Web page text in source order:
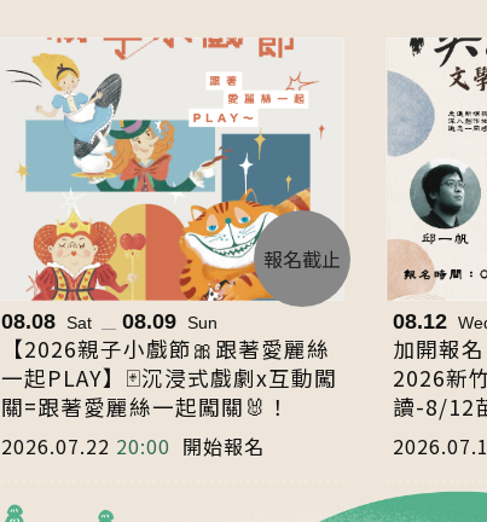
08.08 Sat 08.09 Sun
【2026親子小戲節🎀跟著愛麗絲
一起PLAY】🃏沉浸式戲劇x互動闖
關=跟著愛麗絲一起闖關🐰！
2026.07.22 20:00 開始報名
報名截止
08.12
加開報
2026新
讀-8/12